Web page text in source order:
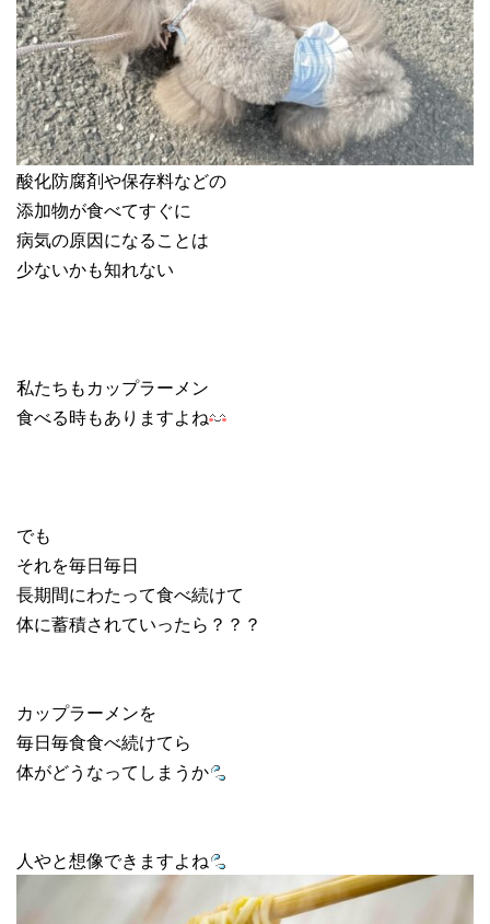
酸化防腐剤や保存料などの
添加物が食べてすぐに
病気の原因になることは
少ないかも知れない
私たちもカップラーメン
食べる時もありますよね
でも
それを毎日毎日
長期間にわたって食べ続けて
体に蓄積されていったら？？？
カップラーメンを
毎日毎食食べ続けてら
体がどうなってしまうか
人やと想像できますよね